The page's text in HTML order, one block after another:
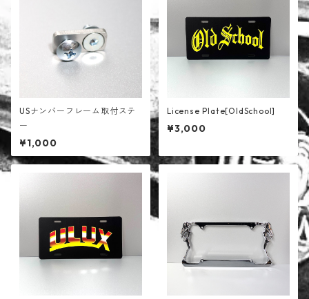
USナンバーフレーム取付ステ
ー
¥1,000
License Plate[OldSchool]
¥3,000